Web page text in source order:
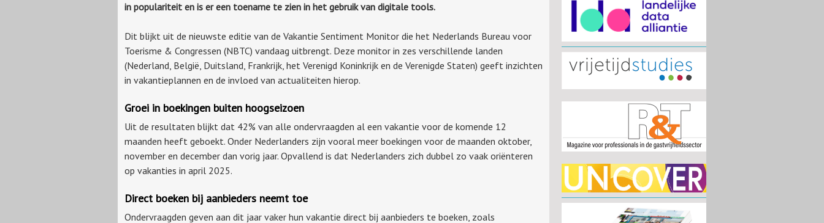
in populariteit en is er een toename te zien in het gebruik van digitale tools.
Dit blijkt uit de nieuwste editie van de Vakantie Sentiment Monitor die het Nederlands Bureau voor
Toerisme & Congressen (NBTC) vandaag uitbrengt. Deze monitor in zes verschillende landen
(Nederland, België, Duitsland, Frankrijk, het Verenigd Koninkrijk en de Verenigde Staten) geeft inzichten
in vakantieplannen en de invloed van actualiteiten hierop.
Groei in boekingen buiten hoogseizoen
Uit de resultaten blijkt dat 42% van alle ondervraagden al een vakantie voor de komende 12
maanden heeft geboekt. Onder Nederlanders zijn vooral meer boekingen voor de maanden oktober,
november en december dan vorig jaar. Opvallend is dat Nederlanders zich dubbel zo vaak oriënteren
op vakanties in april 2025.
Direct boeken bij aanbieders neemt toe
Ondervraagden geven aan dit jaar vaker hun vakantie direct bij aanbieders te boeken, zoals